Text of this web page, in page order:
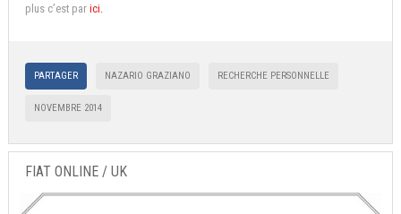
plus c’est par ici.
PARTAGER NAZARIO GRAZIANO RECHERCHE PERSONNELLE
NOVEMBRE 2014
FIAT ONLINE / UK